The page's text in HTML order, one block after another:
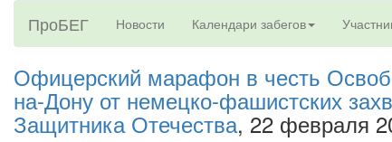
ПроБЕГ Новости Календари забегов
Офицерский марафон в честь
на-Дону от немецко-фашистских
Защитника Отечества, 22 февраля